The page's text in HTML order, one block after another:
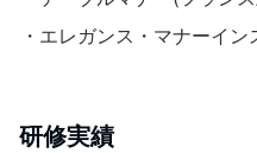
・エレガンス・マナーイン
研修実績